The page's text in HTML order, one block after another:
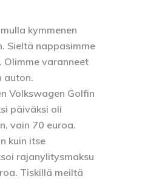
kymmenen
Sieltä nappasimme
varanneet
auton.
Volkswagen Golfin
päiväksi oli
vain 70 euroa.
kuin itse
rajanylitysmaksu
Tiskillä meiltä